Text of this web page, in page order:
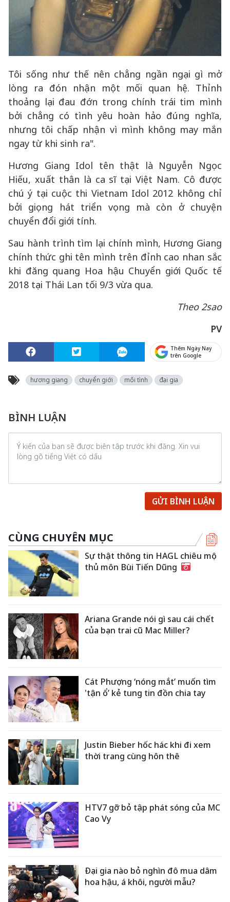
Tôi sống như thế nên chẳng ngần ngại gì mở
lòng ra đón nhận một mối quan hệ. Thỉnh
thoảng lại đau đớn trong chính trái tim mình
bởi chẳng có tình yêu hoàn hảo đúng nghĩa,
nhưng tôi chấp nhận vì mình không may mắn
ngay từ khi sinh ra".
Hương Giang Idol tên thật là Nguyễn Ngọc
Hiếu, xuất thân là ca sĩ tại Việt Nam. Cô được
chú ý tại cuộc thi Vietnam Idol 2012 không chỉ
bởi giọng hát triển vọng mà còn ở chuyện
chuyển đổi giới tính.
Sau hành trình tìm lại chính mình, Hương Giang
chính thức ghi tên mình trên đỉnh cao nhan sắc
khi đăng quang Hoa hậu Chuyển giới Quốc tế
2018 tại Thái Lan tối 9/3 vừa qua.
Theo 2sao
PV
Thêm Ngày Nay
trên Google
hương giang chuyển giới mối tình đại gia
BÌNH LUẬN
GỬI BÌNH LUẬN
CÙNG CHUYÊN MỤC
Sự thật thông tin HAGL chiêu mộ
thủ môn Bùi Tiến Dũng
Ariana Grande nói gì sau cái chết
của bạn trai cũ Mac Miller?
Cát Phượng ‘nóng mắt’ muốn tìm
'tận ổ’ kẻ tung tin đồn chia tay
Justin Bieber hốc hác khi đi xem
thời trang cùng hôn thê
HTV7 gỡ bỏ tập phát sóng của MC
Cao Vy
Đại gia nào bỏ nghìn đô mua dâm
hoa hậu, á khôi, người mẫu?